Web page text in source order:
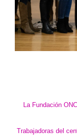
La Fundación
Trabajadoras del